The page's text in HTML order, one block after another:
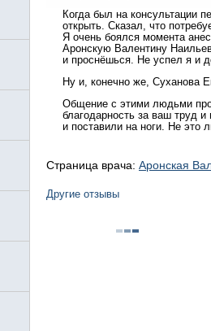
Когда был на консультации
открыть. Сказал, что
Я очень боялся момента
Аронскую Валентину
и проснёшься. Не успел я и
Ну и, конечно же, Суханова
Общение с этими людьми
благодарность за ваш труд
и поставили на ноги. Не это
Страница врача: Аронская
Другие отзывы